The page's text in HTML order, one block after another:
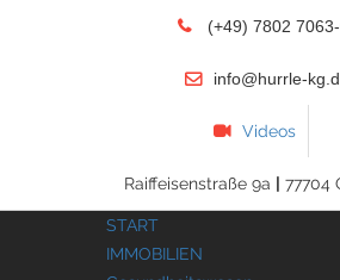
(+49) 7802
info@hurrle-
Videos
Raiffeisenstraße 9a | 77704
START
IMMOBILIEN